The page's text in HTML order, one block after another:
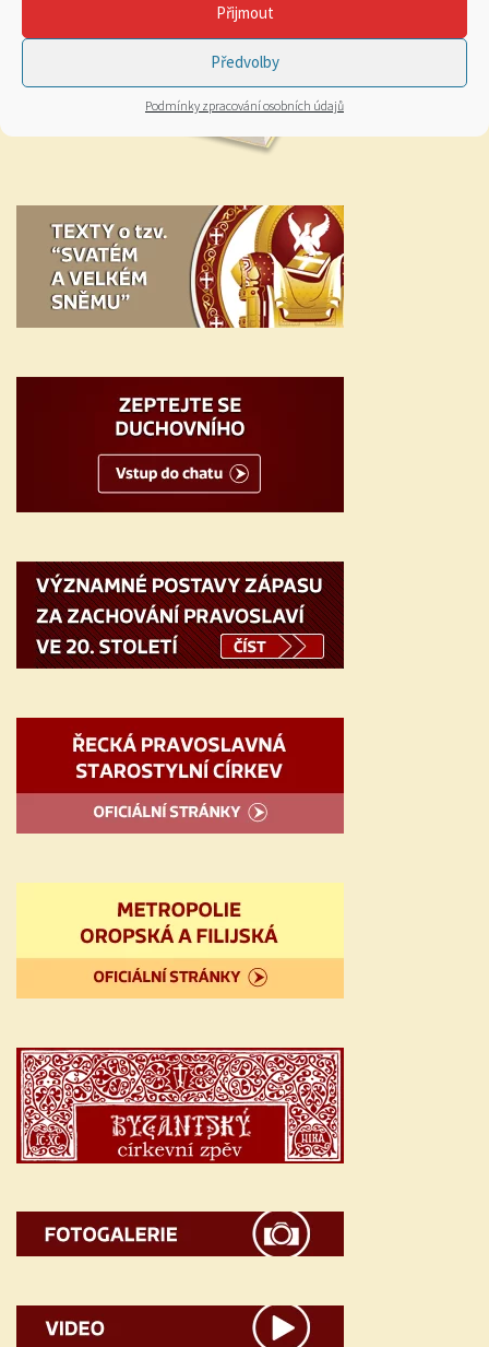
Přijmout
Předvolby
Podmínky zpracování osobních údajů